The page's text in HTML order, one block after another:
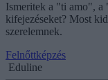
Ismeritek a "ti amo", a
kifejezéseket? Most
szerelemnek.
Felnőttképzés
Eduline